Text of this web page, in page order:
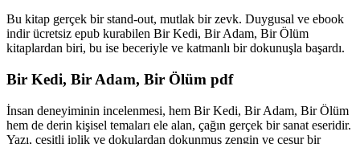
Bu kitap gerçek bir stand-out, mutlak bir zevk. Duygusal ve ebook
indir ücretsiz epub kurabilen Bir Kedi, Bir Adam, Bir Ölüm
kitaplardan biri, bu ise beceriyle ve katmanlı bir dokunuşla başardı.
Bir Kedi, Bir Adam, Bir Ölüm pdf
İnsan deneyiminin incelenmesi, hem Bir Kedi, Bir Adam, Bir Ölüm
hem de derin kişisel temaları ele alan, çağın gerçek bir sanat eseridir.
Yazı, çeşitli iplik ve dokulardan dokunmuş zengin ve cesur bir